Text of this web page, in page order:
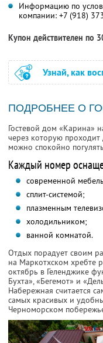
Информацию по
компании: +7 (918)
Купон действителен по
Узнай, как
ПОДРОБНЕЕ О
Гостевой дом «Карина»
через которую проходит
можно спокойно
Каждый номер
современной
cплит-системой;
плазменным
холодильником;
ванной комнатой.
Отдых порадует своим
на Маркотхском хребте
октябрь в Геленджике
Бухта», «Бегемот» и
Набережная считается
самых красивых и
Черноморском